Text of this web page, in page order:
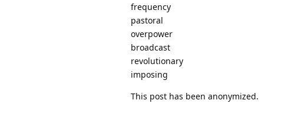
frequency
pastoral
overpower
broadcast
revolutionary
imposing
This post has been anonymized.